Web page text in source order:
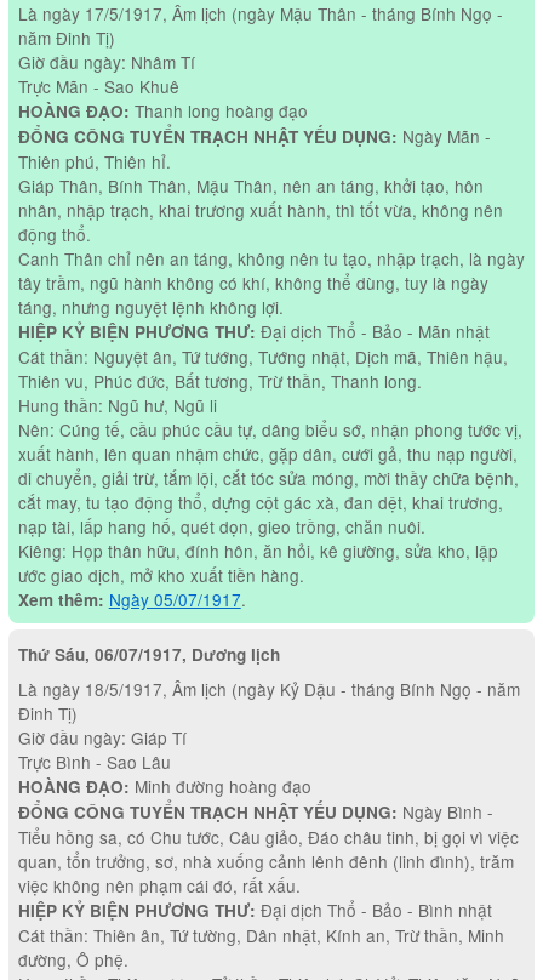
Là ngày 17/5/1917, Âm lịch (ngày Mậu Thân - tháng Bính Ngọ -
năm Đinh Tị)
Giờ đầu ngày: Nhâm Tí
Trực Mãn - Sao Khuê
HOÀNG ĐẠO: Thanh long hoàng đạo
ĐỔNG CÔNG TUYỂN TRẠCH NHẬT YẾU DỤNG: Ngày Mãn -
Thiên phú, Thiên hỉ.
Giáp Thân, Bính Thân, Mậu Thân, nên an táng, khởi tạo, hôn
nhân, nhập trạch, khai trương xuất hành, thì tốt vừa, không nên
động thổ.
Canh Thân chỉ nên an táng, không nên tu tạo, nhập trạch, là ngày
tây trầm, ngũ hành không có khí, không thể dùng, tuy là ngày
táng, nhưng nguyệt lệnh không lợi.
HIỆP KỶ BIỆN PHƯƠNG THƯ: Đại dịch Thổ - Bảo - Mãn nhật
Cát thần: Nguyệt ân, Tứ tướng, Tướng nhật, Dịch mã, Thiên hậu,
Thiên vu, Phúc đức, Bất tương, Trừ thần, Thanh long.
Hung thần: Ngũ hư, Ngũ li
Nên: Cúng tế, cầu phúc cầu tự, dâng biểu sớ, nhận phong tước vị,
xuất hành, lên quan nhậm chức, gặp dân, cưới gả, thu nạp người,
di chuyển, giải trừ, tắm lội, cắt tóc sửa móng, mời thầy chữa bệnh,
cắt may, tu tạo động thổ, dựng cột gác xà, đan dệt, khai trương,
nạp tài, lấp hang hố, quét dọn, gieo trồng, chăn nuôi.
Kiêng: Họp thân hữu, đính hôn, ăn hỏi, kê giường, sửa kho, lập
ước giao dịch, mở kho xuất tiền hàng.
Xem thêm: Ngày 05/07/1917.
Thứ Sáu, 06/07/1917, Dương lịch
Là ngày 18/5/1917, Âm lịch (ngày Kỷ Dậu - tháng Bính Ngọ - năm
Đinh Tị)
Giờ đầu ngày: Giáp Tí
Trực Bình - Sao Lâu
HOÀNG ĐẠO: Minh đường hoàng đạo
ĐỔNG CÔNG TUYỂN TRẠCH NHẬT YẾU DỤNG: Ngày Bình -
Tiểu hồng sa, có Chu tước, Câu giảo, Đáo châu tinh, bị gọi vì việc
quan, tổn trưởng, sơ, nhà xuống cảnh lênh đênh (linh đình), trăm
việc không nên phạm cái đó, rất xấu.
HIỆP KỶ BIỆN PHƯƠNG THƯ: Đại dịch Thổ - Bảo - Bình nhật
Cát thần: Thiên ân, Tứ tường, Dân nhật, Kính an, Trừ thần, Minh
đường, Ô phệ.